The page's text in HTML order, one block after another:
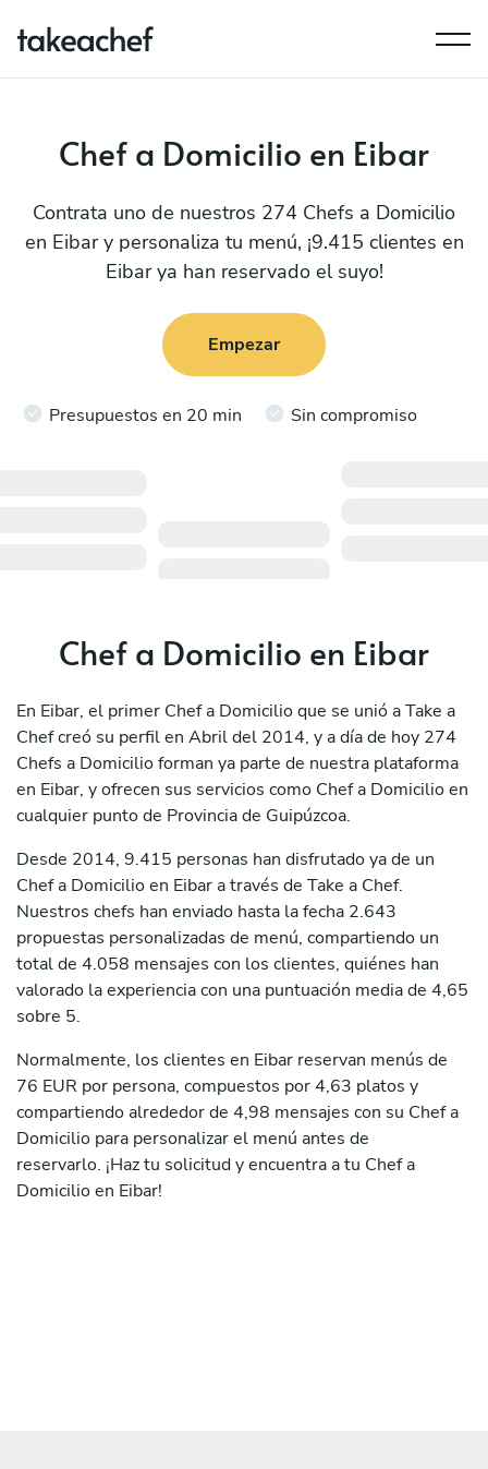
Chef a Domicilio en Eibar
Contrata uno de nuestros 274 Chefs a Domicilio
en Eibar y personaliza tu menú, ¡9.415 clientes en
Eibar ya han reservado el suyo!
Empezar
Presupuestos en 20 min Sin compromiso
Chef a Domicilio en Eibar
En Eibar, el primer Chef a Domicilio que se unió a Take a
Chef creó su perfil en Abril del 2014, y a día de hoy 274
Chefs a Domicilio forman ya parte de nuestra plataforma
en Eibar, y ofrecen sus servicios como Chef a Domicilio en
cualquier punto de Provincia de Guipúzcoa.
Desde 2014, 9.415 personas han disfrutado ya de un
Chef a Domicilio en Eibar a través de Take a Chef.
Nuestros chefs han enviado hasta la fecha 2.643
propuestas personalizadas de menú, compartiendo un
total de 4.058 mensajes con los clientes, quiénes han
valorado la experiencia con una puntuación media de 4,65
sobre 5.
Normalmente, los clientes en Eibar reservan menús de
76 EUR por persona, compuestos por 4,63 platos y
compartiendo alrededor de 4,98 mensajes con su Chef a
Domicilio para personalizar el menú antes de
reservarlo. ¡Haz tu solicitud y encuentra a tu Chef a
Domicilio en Eibar!